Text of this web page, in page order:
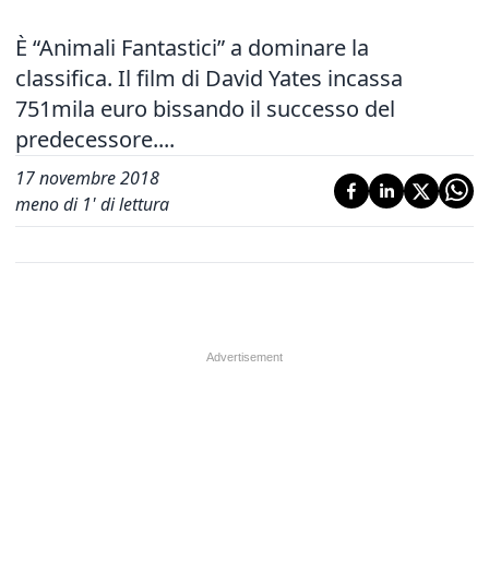
È “Animali Fantastici” a dominare la
classifica. Il film di David Yates incassa
751mila euro bissando il successo del
predecessore....
17 novembre 2018
meno di 1' di lettura